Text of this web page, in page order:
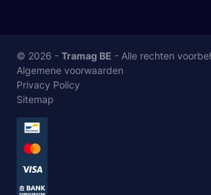
© 2026 - Tramag BE - Alle rechten
Algemene voorwaarden
Privacy Policy
Sitemap